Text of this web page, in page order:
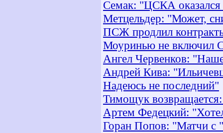
Семак: "ЦСКА оказался
Метцельдер: "Может,
ПСЖ продлил
Моуринью не включил
Ангел Червенков:
Андрей Кива:
Надеюсь не последний"
Тимощук
Артем Федецкий:
Горан Попов: "Матчи с